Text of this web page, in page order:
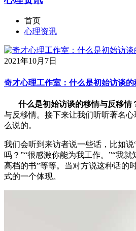
首页
心理资讯
2021年10月7日
奇才心理工作室：什么是初始访谈的
什么是初始访谈的移情与反移情
与反移情。接下来让我们听听著名
么说的。
我们会听到来访者说一些话，比如说
吗？”“很感激你能为我工作。”“我
高档的书”等等。当对方说这种话的
式的一个体现。